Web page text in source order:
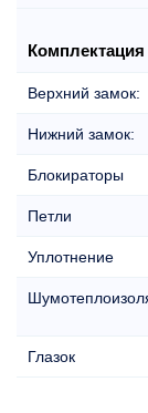
Верхний замок:
Нижний замок:
Блокираторы
Петли
Уплотнение
Глазок